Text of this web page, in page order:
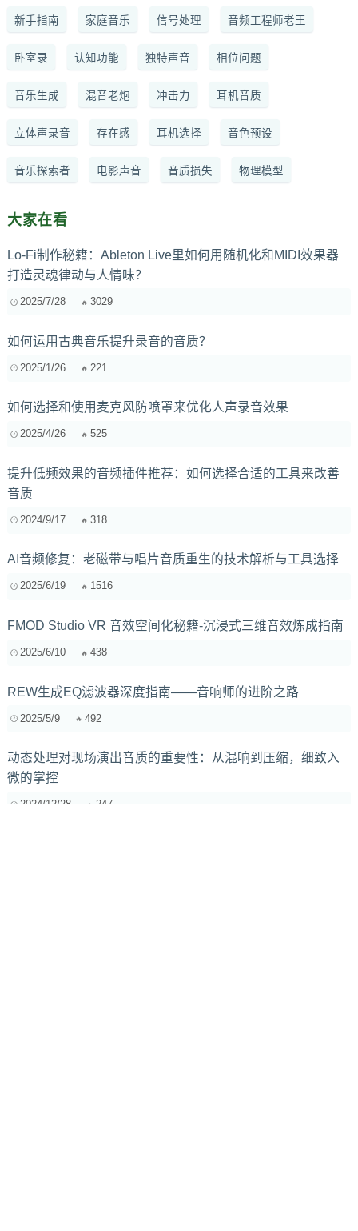
新手指南 家庭音乐 信号处理 音频工程师老王
卧室录 认知功能 独特声音 相位问题
音乐生成 混音老炮 冲击力 耳机音质
立体声录音 存在感 耳机选择 音色预设
音乐探索者 电影声音 音质损失 物理模型
大家在看
Lo-Fi制作秘籍：Ableton Live里如何用随机化和MIDI效果器
打造灵魂律动与人情味？
2025/7/28 3029
如何运用古典音乐提升录音的音质？
2025/1/26 221
如何选择和使用麦克风防喷罩来优化人声录音效果
2025/4/26 525
提升低频效果的音频插件推荐：如何选择合适的工具来改善
音质
2024/9/17 318
AI音频修复：老磁带与唱片音质重生的技术解析与工具选择
2025/6/19 1516
FMOD Studio VR 音效空间化秘籍-沉浸式三维音效炼成指南
2025/6/10 438
REW生成EQ滤波器深度指南——音响师的进阶之路
2025/5/9 492
动态处理对现场演出音质的重要性：从混响到压缩，细致入
微的掌控
2024/12/28 247